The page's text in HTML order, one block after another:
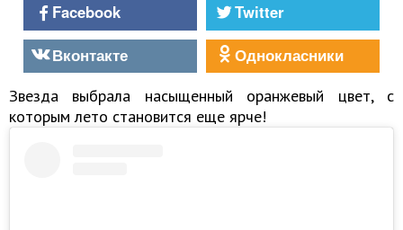
Facebook
Twitter
Вконтакте
Однокласники
Звезда выбрала насыщенный оранжевый цвет, с
которым лето становится еще ярче!